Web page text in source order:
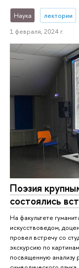
Наука лектории
1 февраля, 2024 г.
Поэзия
состоялись
На факультете
искусствоведом,
провел встречу со
экскурсию по
посвященную анализу